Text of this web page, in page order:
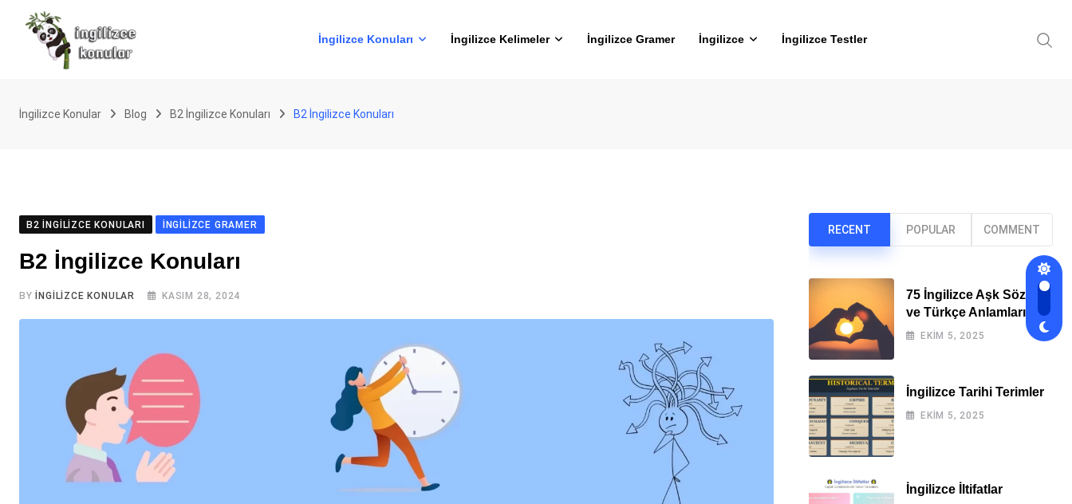
İngilizce Konuları İngilizce Kelimeler İngilizce Gramer İngilizce İngilizce Testler
İngilizce Konular Blog B2 İngilizce Konuları B2 İngilizce Konuları
B2 İNGILIZCE KONULARI İNGILIZCE GRAMER
B2 İngilizce Konuları
BY İNGILIZCE KONULAR KASIM 28, 2024
RECENT POPULAR COMMENT
75 İngilizce Aşk Sözleri
ve Türkçe Anlamları
EKIM 5, 2025
İngilizce Tarihi Terimler
EKIM 5, 2025
İngilizce İltifatlar